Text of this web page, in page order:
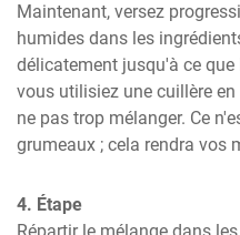
Maintenant, versez
humides dans les
délicatement jusqu'à ce
vous utilisiez une cuillère
ne pas trop mélanger. Ce
grumeaux ; cela rendra vos
4. Étape